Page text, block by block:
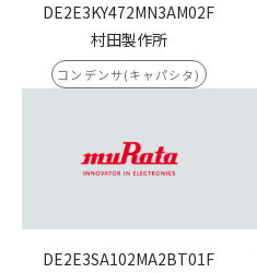
DE2E3KY472MN3AM02F
村田製作所
コンデンサ(キャパシタ)
DE2E3SA102MA2BT01F